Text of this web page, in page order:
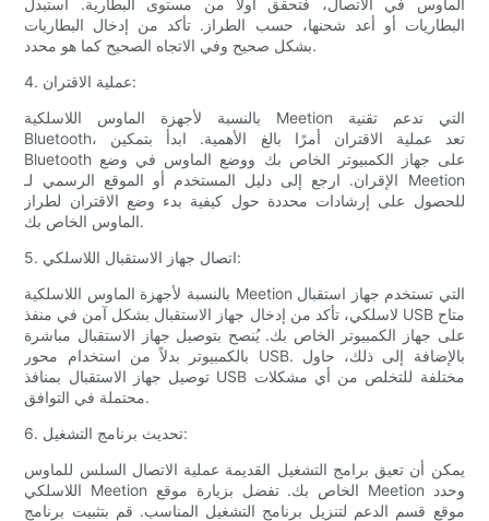
الماوس في الاتصال، فتحقق أولاً من مستوى البطارية. استبدل
البطاريات أو أعد شحنها، حسب الطراز. تأكد من إدخال البطاريات
بشكل صحيح وفي الاتجاه الصحيح كما هو محدد.
4. عملية الاقتران:
بالنسبة لأجهزة الماوس اللاسلكية Meetion التي تدعم تقنية
Bluetooth، تعد عملية الاقتران أمرًا بالغ الأهمية. ابدأ بتمكين
Bluetooth على جهاز الكمبيوتر الخاص بك ووضع الماوس في وضع
الإقران. ارجع إلى دليل المستخدم أو الموقع الرسمي لـ Meetion
للحصول على إرشادات محددة حول كيفية بدء وضع الاقتران لطراز
الماوس الخاص بك.
5. اتصال جهاز الاستقبال اللاسلكي:
بالنسبة لأجهزة الماوس اللاسلكية Meetion التي تستخدم جهاز استقبال
لاسلكي، تأكد من إدخال جهاز الاستقبال بشكل آمن في منفذ USB متاح
على جهاز الكمبيوتر الخاص بك. يُنصح بتوصيل جهاز الاستقبال مباشرة
بالكمبيوتر بدلاً من استخدام محور USB. بالإضافة إلى ذلك، حاول
توصيل جهاز الاستقبال بمنافذ USB مختلفة للتخلص من أي مشكلات
محتملة في التوافق.
6. تحديث برنامج التشغيل:
يمكن أن تعيق برامج التشغيل القديمة عملية الاتصال السلس للماوس
اللاسلكي Meetion الخاص بك. تفضل بزيارة موقع Meetion وحدد
موقع قسم الدعم لتنزيل برنامج التشغيل المناسب. قم بتثبيت برنامج